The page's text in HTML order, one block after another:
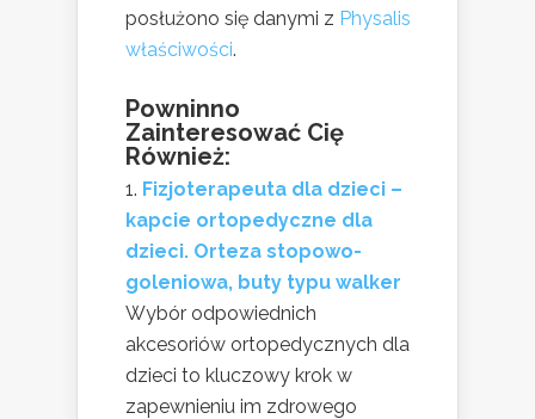
posłużono się danymi z Physalis
właściwości.
Powninno
Zainteresować Cię
Również:
Fizjoterapeuta dla dzieci –
kapcie ortopedyczne dla
dzieci. Orteza stopowo-
goleniowa, buty typu walker
Wybór odpowiednich
akcesoriów ortopedycznych dla
dzieci to kluczowy krok w
zapewnieniu im zdrowego